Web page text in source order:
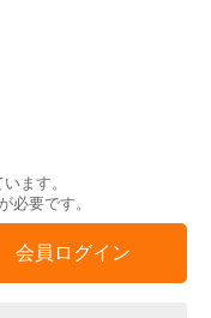
ます。
必要です。
会員ログイン